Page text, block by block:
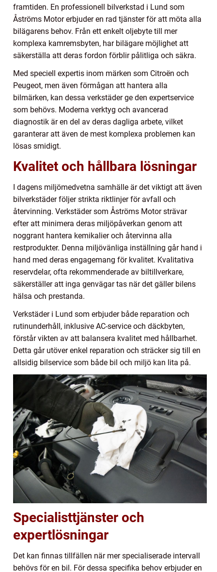
framtiden. En professionell bilverkstad i Lund som
Åströms Motor erbjuder en rad tjänster för att möta alla
bilägarens behov. Från ett enkelt oljebyte till mer
komplexa kamremsbyten, har bilägare möjlighet att
säkerställa att deras fordon förblir pålitliga och säkra.
Med speciell expertis inom märken som Citroën och
Peugeot, men även förmågan att hantera alla
bilmärken, kan dessa verkstäder ge den expertservice
som behövs. Moderna verktyg och avancerad
diagnostik är en del av deras dagliga arbete, vilket
garanterar att även de mest komplexa problemen kan
lösas smidigt.
Kvalitet och hållbara lösningar
I dagens miljömedvetna samhälle är det viktigt att även
bilverkstäder följer strikta riktlinjer för avfall och
återvinning. Verkstäder som Åströms Motor strävar
efter att minimera deras miljöpåverkan genom att
noggrant hantera kemikalier och återvinna alla
restprodukter. Denna miljövänliga inställning går hand i
hand med deras engagemang för kvalitet. Kvalitativa
reservdelar, ofta rekommenderade av biltillverkare,
säkerställer att inga genvägar tas när det gäller bilens
hälsa och prestanda.
Verkstäder i Lund som erbjuder både reparation och
rutinunderhåll, inklusive AC-service och däckbyten,
förstår vikten av att balansera kvalitet med hållbarhet.
Detta går utöver enkel reparation och sträcker sig till en
allsidig bilservice som både bil och miljö kan lita på.
Specialisttjänster och
expertlösningar
Det kan finnas tillfällen när mer specialiserade intervall
behövs för en bil. För dessa specifika behov erbjuder en